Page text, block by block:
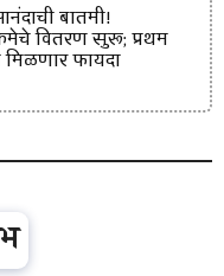
बातमी!
वितरण सुरू; प्रथम
मिळणार फायदा